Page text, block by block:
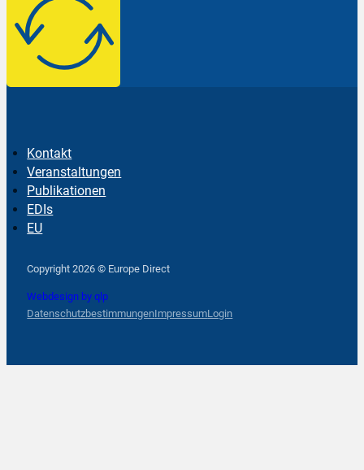
Kontakt
Veranstaltungen
Publikationen
EDIs
EU
Copyright 2026 © Europe Direct
Webdesign by qlp
DatenschutzbestimmungenImpressumLogin